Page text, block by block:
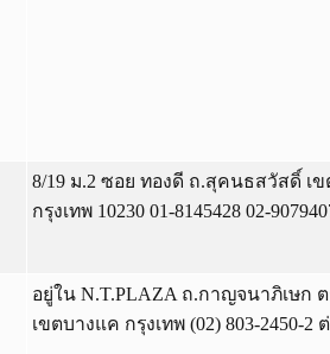
8/19 ม.2 ซอย ทองดี ถ.สุคนธสวัสดิ์ เ
กรุงเทพ 10230 01-8145428 02-
อยู่ใน N.T.PLAZA ถ.กาญจนาภิเษก
เขตบางแค กรุงเทพ (02) 803-2450-2